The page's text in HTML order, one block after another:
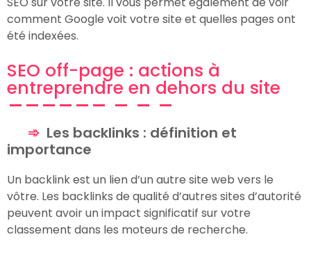
comment Google voit votre site et quelles pages ont
été indexées.
SEO off-page : actions à
entreprendre en dehors du site
Les backlinks : définition et
importance
Un backlink est un lien d’un autre site web vers le
vôtre. Les backlinks de qualité d’autres sites d’autorité
peuvent avoir un impact significatif sur votre
classement dans les moteurs de recherche.